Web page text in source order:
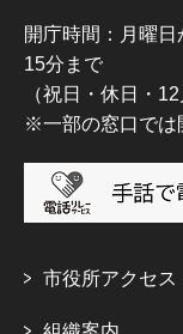
開庁時間：月曜
15分まで
（祝日・休日・
※一部の窓口では
市役所アクセス